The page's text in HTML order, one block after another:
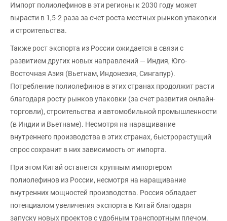
Импорт полиолефинов в эти регионы к 2030 году может
вырасти в 1,5-2 раза за счет роста местных рынков упаковки
и строительства.
Также рост экспорта из России ожидается в связи с
развитием других новых направлений — Индия, Юго-
Восточная Азия (Вьетнам, Индонезия, Сингапур).
Потребление полиолефинов в этих странах продолжит расти
благодаря росту рынков упаковки (за счет развития онлайн-
торговли), строительства и автомобильной промышленности
(в Индии и Вьетнаме). Несмотря на наращивание
внутреннего производства в этих странах, быстрорастущий
спрос сохранит в них зависимость от импорта.
При этом Китай останется крупным импортером
полиолефинов из России, несмотря на наращивание
внутренних мощностей производства. Россия обладает
потенциалом увеличения экспорта в Китай благодаря
запуску новых проектов с удобным транспортным плечом.